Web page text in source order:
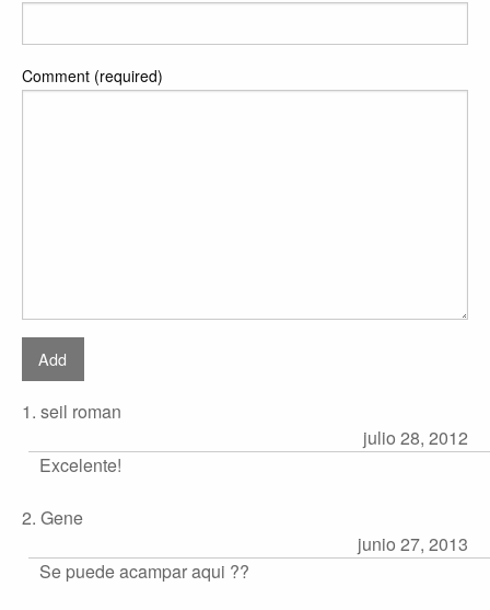
Comment (required)
1. seil roman
julio 28, 2012
Excelente!
2. Gene
junio 27, 2013
Se puede acampar aqui ??